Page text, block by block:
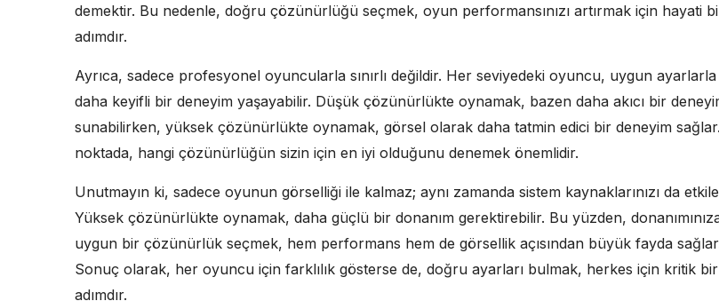
demektir. Bu nedenle, doğru çözünürlüğü seçmek, oyun performansınızı artırmak için hayati
adımdır.
Ayrıca, sadece profesyonel oyuncularla sınırlı değildir. Her seviyedeki oyuncu, uygun ayarlarla
daha keyifli bir deneyim yaşayabilir. Düşük çözünürlükte oynamak, bazen daha akıcı bir
sunabilirken, yüksek çözünürlükte oynamak, görsel olarak daha tatmin edici bir deneyim
noktada, hangi çözünürlüğün sizin için en iyi olduğunu denemek önemlidir.
Unutmayın ki, sadece oyunun görselliği ile kalmaz; aynı zamanda sistem kaynaklarınızı da
Yüksek çözünürlükte oynamak, daha güçlü bir donanım gerektirebilir. Bu yüzden,
uygun bir çözünürlük seçmek, hem performans hem de görsellik açısından büyük fayda
Sonuç olarak, her oyuncu için farklılık gösterse de, doğru ayarları bulmak, herkes için kritik bir
adımdır.